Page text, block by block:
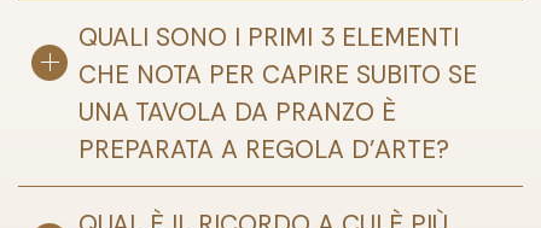
QUALI SONO I PRIMI 3 ELEMENTI
CHE NOTA PER CAPIRE SUBITO SE
UNA TAVOLA DA PRANZO È
PREPARATA A REGOLA D'ARTE?